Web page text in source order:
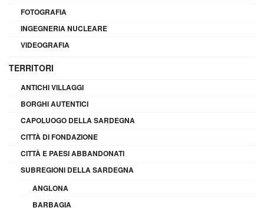
FOTOGRAFIA
INGEGNERIA NUCLEARE
VIDEOGRAFIA
TERRITORI
ANTICHI VILLAGGI
BORGHI AUTENTICI
CAPOLUOGO DELLA SARDEGNA
CITTÀ DI FONDAZIONE
CITTÀ E PAESI ABBANDONATI
SUBREGIONI DELLA SARDEGNA
ANGLONA
BARBAGIA